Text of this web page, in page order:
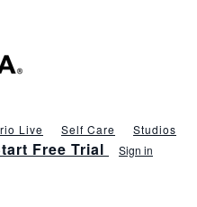
Live Self Care
Studios
Free Trial Sign in